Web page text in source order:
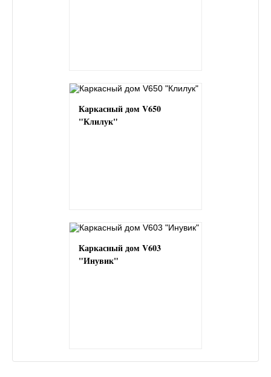
Каркасный дом V650
"Клилук"
Каркасный дом V603
"Инувик"